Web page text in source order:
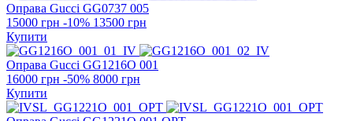
Оправа Gucci GG0737 005
15000 грн -10% 13500 грн
Купити
Оправа Gucci GG1216O 001
16000 грн -50% 8000 грн
Купити